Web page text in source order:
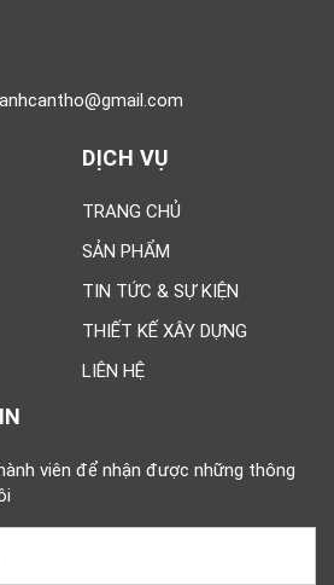
DỊCH VỤ
TRANG CHỦ
SẢN PHẨM
TIN TỨC & SỰ KIỆN
THIẾT KẾ XÂY DỰNG
LIÊN HỆ
viên để nhận được những thông